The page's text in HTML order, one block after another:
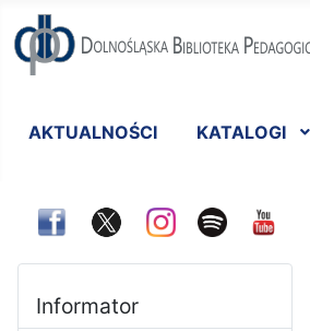
AKTUALNOŚCI KATALOGI
Informator